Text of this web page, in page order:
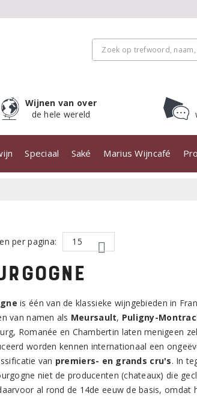
Wijnen van over
de hele wereld
Speciaal Saké Marius Wijncafé
per pagina:
is één van de klassieke wijngebieden in
van namen als Meursault, Puligny-
Romanée en Chambertin laten menigeen
worden kennen internationaal een
van premiers- en grands cru's. In
niet de producenten (chateaux) die
al rond de 14de eeuw de basis,